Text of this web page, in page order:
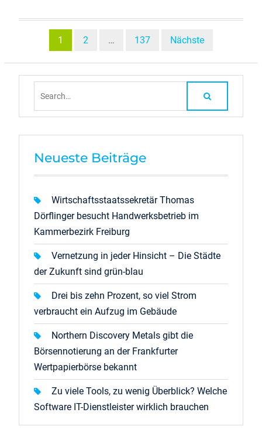
Beitragsnavigation
1 2 … 137 Nächste
Neueste Beiträge
Wirtschaftsstaatssekretär Thomas
Dörflinger besucht Handwerksbetrieb im
Kammerbezirk Freiburg
Vernetzung in jeder Hinsicht – Die Städte
der Zukunft sind grün-blau
Drei bis zehn Prozent, so viel Strom
verbraucht ein Aufzug im Gebäude
Northern Discovery Metals gibt die
Börsennotierung an der Frankfurter
Wertpapierbörse bekannt
Zu viele Tools, zu wenig Überblick? Welche
Software IT-Dienstleister wirklich brauchen